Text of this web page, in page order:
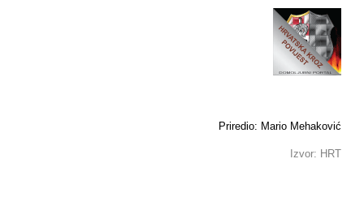
Priredio: Mario Mehaković
Izvor: HRT